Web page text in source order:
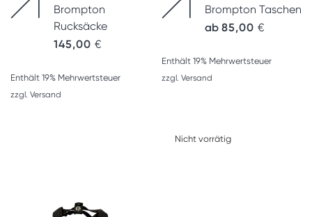
Brompton
Rucksäcke
145,00 €
Enthält 19% Mehrwertsteuer
zzgl. Versand
Brompton Taschen
ab 85,00 €
Enthält 19% Mehrwertsteuer
zzgl. Versand